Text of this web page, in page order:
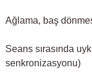
Ağlama, baş
Seans sırasında
senkronizasyonu)